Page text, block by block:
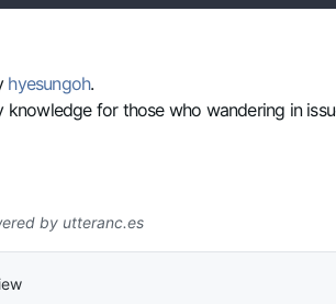
hyesungoh.
knowledge for those who wandering in